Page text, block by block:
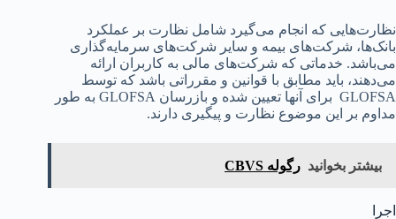
نظارت‌هایی که انجام می‌گیرد شامل نظارت بر عملکرد
بانک‌ها، شرکت‌های بیمه و سایر شرکت‌های سرمایه‌گذاری
می‌باشد. خدماتی که شرکت‌های مالی به کاربران ارائه
می‌دهند، باید مطابق با قوانین و مقرراتی باشد که توسط
GLOFSA برای آنها تعیین شده و بازرسان GLOFSA به طور
مداوم بر این موضوع نظارت و پیگیری دارند.
بیشتر بخوانید رگوله CBVS
اجرا